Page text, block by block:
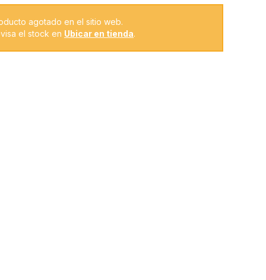
agotado en el sitio web.
el stock en Ubicar en tienda.